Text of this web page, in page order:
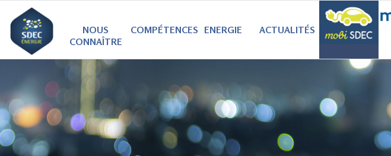
NOUS
CONNAÎTRE
COMPÉTENCES ENERGIE ACTUALITÉS